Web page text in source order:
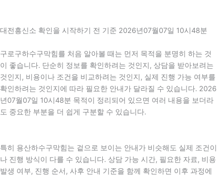
대전흥신소 확인을 시작하기 전 기준 2026년07월07일 10시48분
구로구하수구막힘를 처음 알아볼 때는 먼저 목적을 분명히 하는 것
이 좋습니다. 단순히 정보를 확인하려는 것인지, 상담을 받아보려는
것인지, 비용이나 조건을 비교하려는 것인지, 실제 진행 가능 여부를
확인하려는 것인지에 따라 필요한 안내가 달라질 수 있습니다. 2026
년07월07일 10시48분 목적이 정리되어 있으면 여러 내용을 보더라
도 중요한 부분을 더 쉽게 구분할 수 있습니다.
특히 용산하수구막힘는 겉으로 보이는 안내가 비슷해도 실제 조건이
나 진행 방식이 다를 수 있습니다. 상담 가능 시간, 필요한 자료, 비용
발생 여부, 진행 순서, 사후 안내 기준을 함께 확인하면 이후 과정에